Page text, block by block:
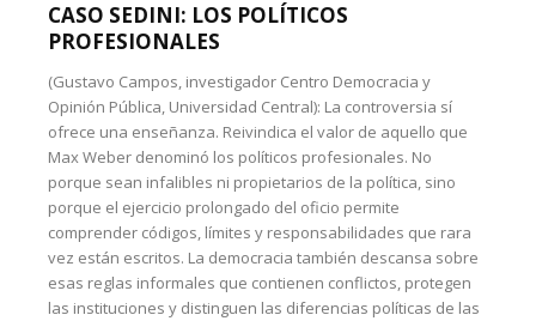
CASO SEDINI: LOS POLÍTICOS
PROFESIONALES
(Gustavo Campos, investigador Centro Democracia y
Opinión Pública, Universidad Central): La controversia sí
ofrece una enseñanza. Reivindica el valor de aquello que
Max Weber denominó los políticos profesionales. No
porque sean infalibles ni propietarios de la política, sino
porque el ejercicio prolongado del oficio permite
comprender códigos, límites y responsabilidades que rara
vez están escritos. La democracia también descansa sobre
esas reglas informales que contienen conflictos, protegen
las instituciones y distinguen las diferencias políticas de las